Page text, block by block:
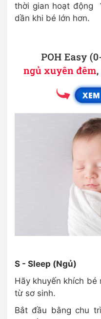
thời gian hoạt động
dần khi bé lớn hơn.
S - Sleep (Ngủ)
Hãy khuyến khích
từ sơ sinh.
Bắt đầu bằng chu